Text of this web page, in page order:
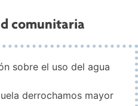
comunitaria
sobre el uso del agua
derrochamos mayor